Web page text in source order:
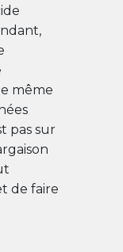
même
pas sur
de faire